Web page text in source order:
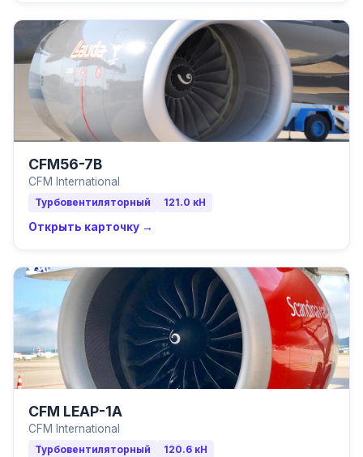
CFM56-7B
CFM International
Турбовентиляторный 121.0 кН
Открыть карточку →
CFM LEAP-1A
CFM International
Турбовентиляторный 120.6кН